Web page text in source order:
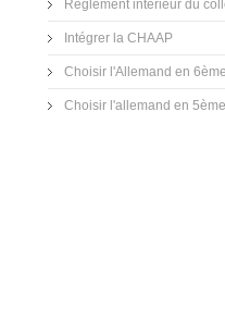
Réglement intérieur du
Intégrer la CHAAP
Choisir l'Allemand en 6ème
Choisir l'allemand en 5ème